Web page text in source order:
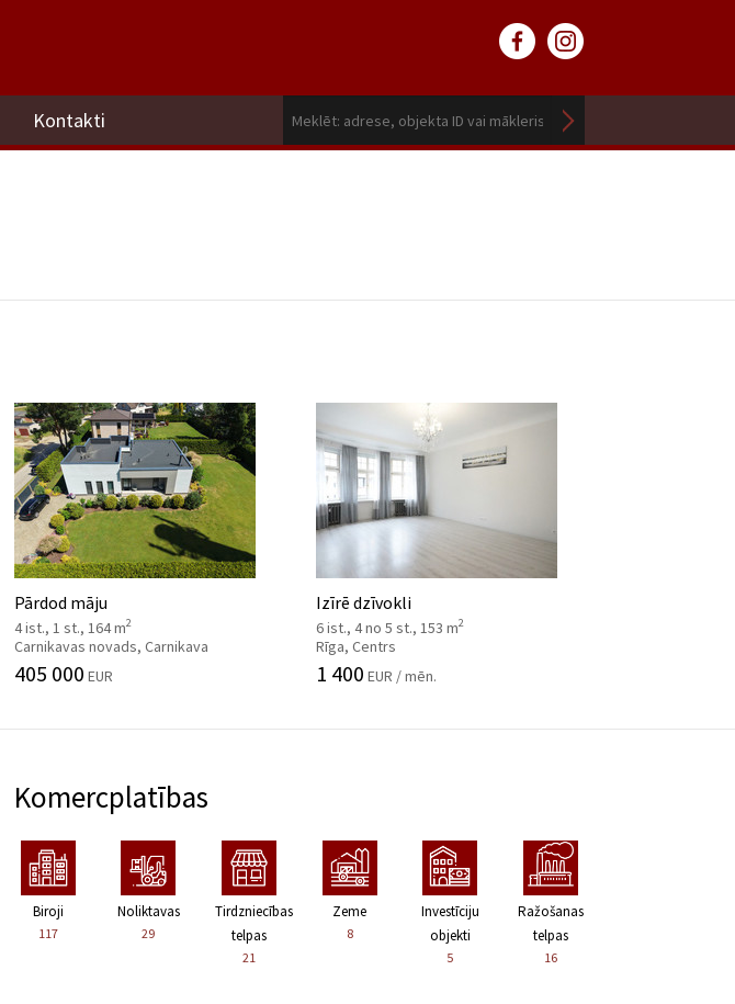
Kontakti
Pārdod māju
4 ist., 1 st., 164 m2
Carnikavas novads, Carnikava
405 000 EUR
Izīrē dzīvokli
6 ist., 4 no 5 st., 153 m2
Rīga, Centrs
1 400 EUR / mēn.
Komercplatības
Biroji
117
Noliktavas
29
Tirdzniecības
telpas
21
Zeme
8
Investīciju
objekti
5
Ražošanas
telpas
16